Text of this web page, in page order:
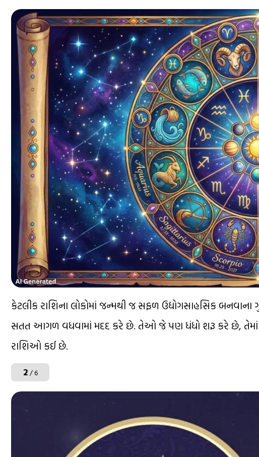
કેટલીક રાશિના લોકોમાં જન્મથી જ સફળ ઉદ્યોગસાહસિક
સતત આગળ વધવામાં મદદ કરે છે. તેઓ જે પણ ધંધો શરૂ કરે છે,
રાશિઓ કઈ છે.
2/ 6